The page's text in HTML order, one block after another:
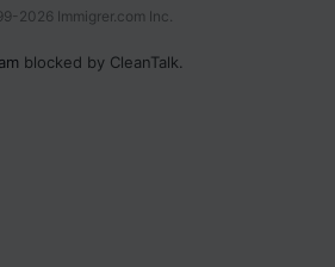
2026 Immigrer.com Inc.
blocked by CleanTalk.